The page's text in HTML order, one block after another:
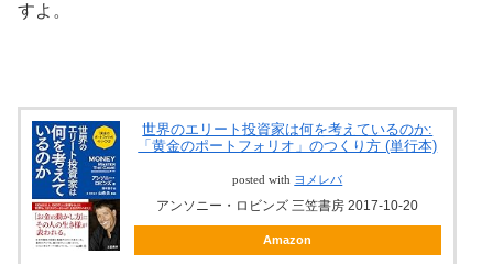
すよ。
世界のエリート投資家は何を考えているのか:
「黄金のポートフォリオ」のつくり方 (単行本)
posted with ヨメレバ
アンソニー・ロビンズ 三笠書房 2017-10-20
Amazon